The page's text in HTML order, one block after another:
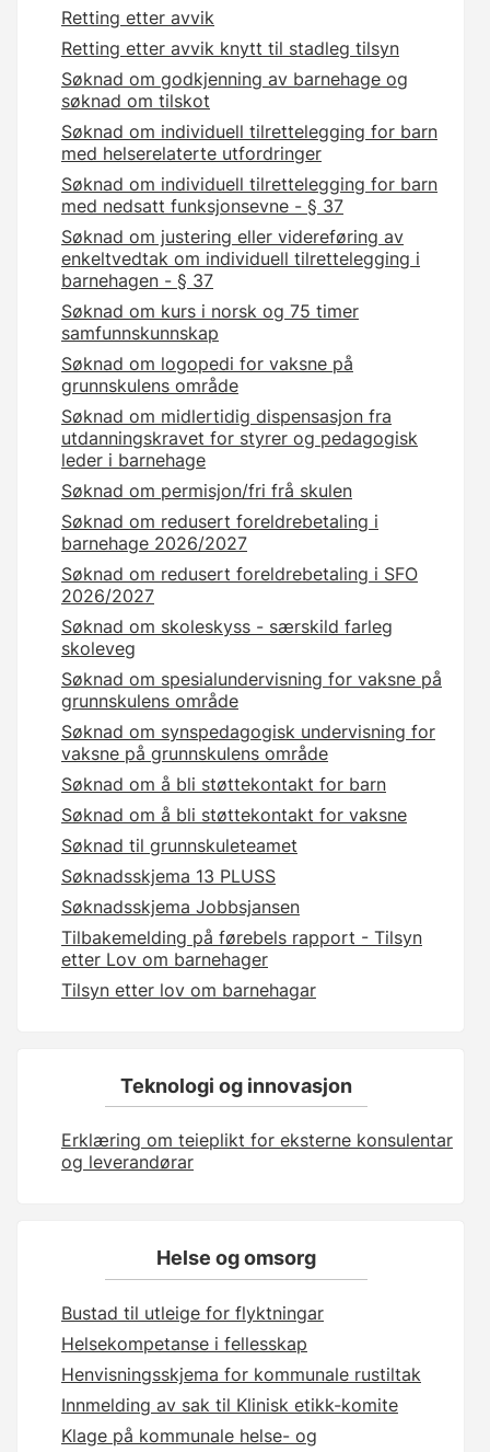
Retting etter avvik
Retting etter avvik knytt til stadleg tilsyn
Søknad om godkjenning av barnehage og
søknad om tilskot
Søknad om individuell tilrettelegging for barn
med helserelaterte utfordringer
Søknad om individuell tilrettelegging for barn
med nedsatt funksjonsevne - § 37
Søknad om justering eller videreføring av
enkeltvedtak om individuell tilrettelegging i
barnehagen - § 37
Søknad om kurs i norsk og 75 timer
samfunnskunnskap
Søknad om logopedi for vaksne på
grunnskulens område
Søknad om midlertidig dispensasjon fra
utdanningskravet for styrer og pedagogisk
leder i barnehage
Søknad om permisjon/fri frå skulen
Søknad om redusert foreldrebetaling i
barnehage 2026/2027
Søknad om redusert foreldrebetaling i SFO
2026/2027
Søknad om skoleskyss - særskild farleg
skoleveg
Søknad om spesialundervisning for vaksne på
grunnskulens område
Søknad om synspedagogisk undervisning for
vaksne på grunnskulens område
Søknad om å bli støttekontakt for barn
Søknad om å bli støttekontakt for vaksne
Søknad til grunnskuleteamet
Søknadsskjema 13 PLUSS
Søknadsskjema Jobbsjansen
Tilbakemelding på førebels rapport - Tilsyn
etter Lov om barnehager
Tilsyn etter lov om barnehagar
Teknologi og innovasjon
Erklæring om teieplikt for eksterne konsulentar
og leverandørar
Helse og omsorg
Bustad til utleige for flyktningar
Helsekompetanse i fellesskap
Henvisningsskjema for kommunale rustiltak
Innmelding av sak til Klinisk etikk-komite
Klage på kommunale helse- og